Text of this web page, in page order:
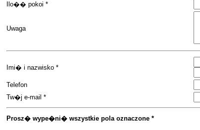
Ilo�� pokoi *
Uwaga
Imi� i nazwisko *
Telefon
Tw�j e-mail *
Prosz� wype�ni� wszystkie pola oznaczone *